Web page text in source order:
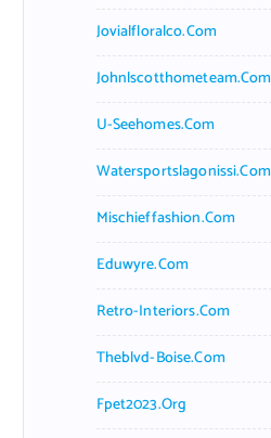
Jovialfloralco.com
Johnlscotthometeam.com
U-Seehomes.com
Watersportslagonissi.com
Mischieffashion.com
Eduwyre.com
Retro-Interiors.com
Theblvd-Boise.com
Fpet2023.org